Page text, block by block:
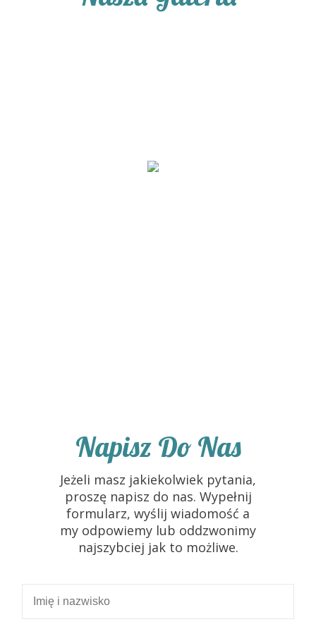
Napisz Do Nas
Jeżeli masz jakiekolwiek pytania,
proszę napisz do nas. Wypełnij
formularz, wyślij wiadomość a
my odpowiemy lub oddzwonimy
najszybciej jak to możliwe.